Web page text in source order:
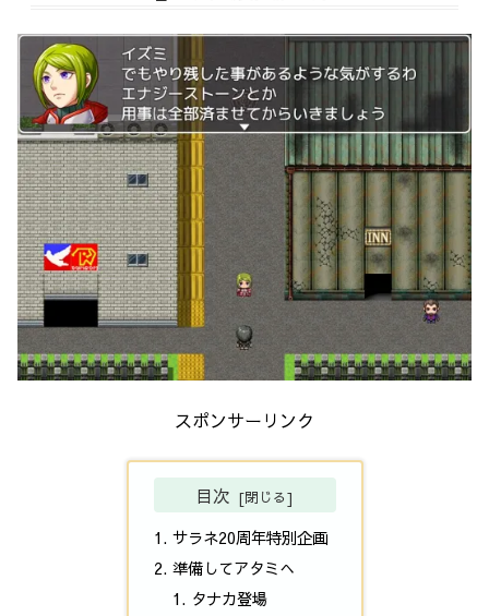
スポンサーリンク
目次
サラネ20周年特別企画
準備してアタミへ
タナカ登場